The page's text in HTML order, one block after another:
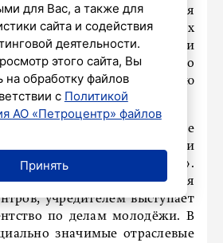
и детям, оставшимся
– одно из ключевых
деятельности
директор по
развитию и управлению
Роман Ермоленко.
премия #Мывместе
президента России
«Образование».
премии – Ассоциация
учредителем выступает
по делам молодёжи. В
значимые отраслевые
для Вас, а также для
сайта и содействия
деятельности.
этого сайта, Вы
на обработку файлов
с Политикой
АО «Петроцентр» файлов
Принять